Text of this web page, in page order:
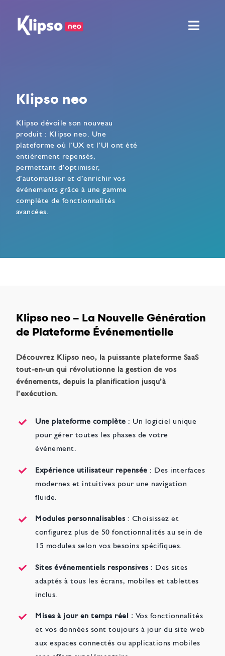
contenu
Ressources
Tarifs et services
Démo
Klipso neo
Klipso dévoile son nouveau
produit : Klipso neo. Une
plateforme où l’UX et l’UI ont été
entièrement repensés,
permettant d’optimiser,
d’automatiser et d’enrichir vos
événements grâce à une gamme
complète de fonctionnalités
avancées.
Klipso neo – La Nouvelle Génération
de Plateforme Événementielle
Découvrez Klipso neo, la puissante plateforme SaaS
tout-en-un qui révolutionne la gestion de vos
événements, depuis la planification jusqu’à
l’exécution.
Une plateforme complète: Un logiciel unique
pour gérer toutes les phases de votre
événement.
Expérience utilisateur repensée : Des interfaces
modernes et intuitives pour une navigation
fluide.
Modules personnalisables : Choisissez et
configurez plus de 50 fonctionnalités au sein de
15 modules selon vos besoins spécifiques.
Sites événementiels responsives : Des sites
adaptés à tous les écrans, mobiles et tablettes
inclus.
Mises à jour en temps réel : Vos fonctionnalités
et vos données sont toujours à jour du site web
aux espaces connectés ou applications mobiles